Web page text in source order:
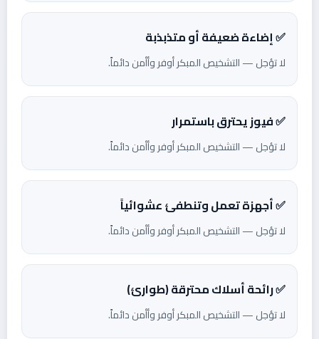
✅ إضاءة ضعيفة أو متذبذبة
لا تؤجل — التشخيص المبكر أوفر وأأمن دائماً.
✅ فيوز يحترق باستمرار
لا تؤجل — التشخيص المبكر أوفر وأأمن دائماً.
✅ أجهزة تعمل وتنطفئ عشوائياً
لا تؤجل — التشخيص المبكر أوفر وأأمن دائماً.
✅ رائحة أسلاك محترقة (طوارئ)
لا تؤجل — التشخيص المبكر أوفر وأأمن دائماً.